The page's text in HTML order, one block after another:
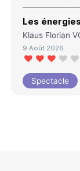
Les
Klaus Florian
9 Août 2026
Spectacle